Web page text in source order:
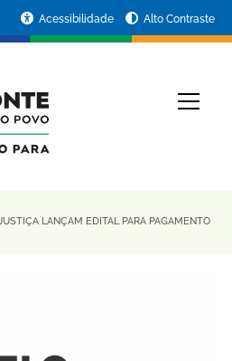
Acessibilidade Alto Contraste
LANÇAM EDITAL PARA PAGAMENTO